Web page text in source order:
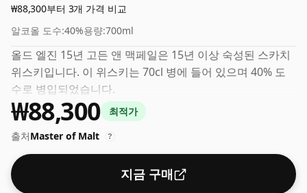
₩88,300부터 3개 가격 비교
알코올 도수:40%용량:700ml
올드 엘진 15년 고든 앤 맥페일은 15년 이상 숙성된 스카치
위스키입니다. 이 위스키는 70cl 병에 들어 있으며 40% 도
수로 병입되었습니다.
₩88,300
최적가
출처Master of Malt ?
지금 구매